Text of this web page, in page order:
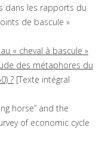
dans les rapports du
de bascule »
« cheval à bascule »
des métaphores du
? [Texte intégral
horse” and the
of economic cycle